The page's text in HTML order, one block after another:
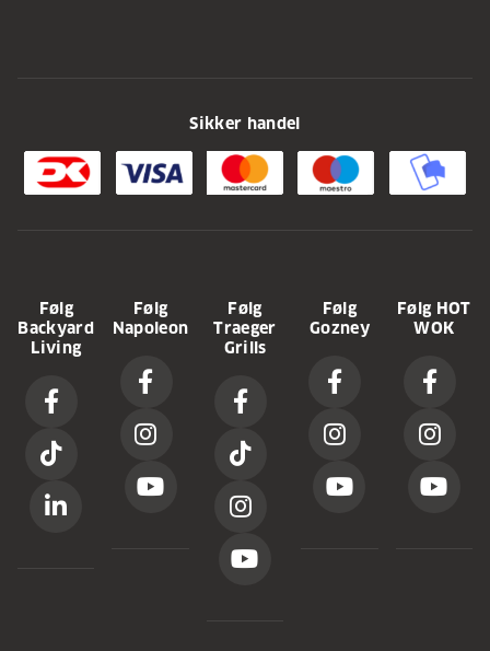
Sikker handel
Følg
Backyard
Living
Følg
Napoleon
Følg
Traeger
Grills
Følg
Gozney
Følg HOT
WOK